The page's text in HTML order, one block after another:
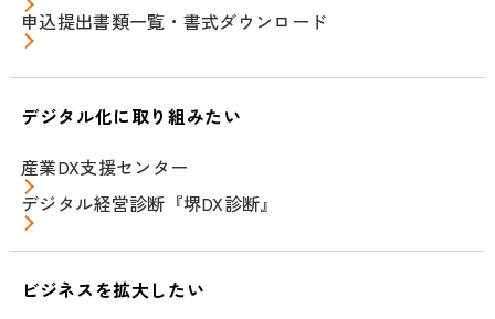
申込提出書類一覧・書式ダウンロード
デジタル化に取り組みたい
産業DX支援センター
デジタル経営診断『堺DX診断』
ビジネスを拡大したい